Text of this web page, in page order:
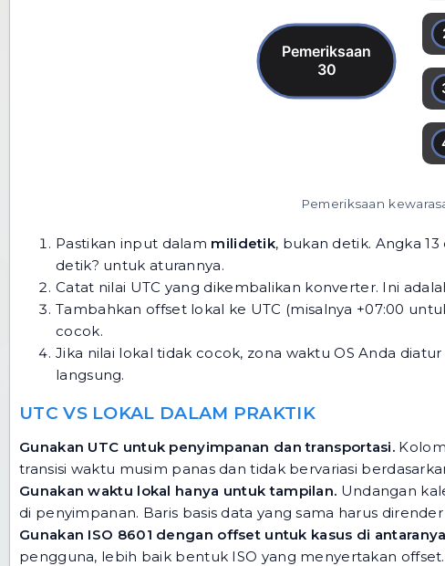
Pemeriksaan
Pastikan input dalam milidetik, bukan detik. Angka
detik? untuk aturannya.
Catat nilai UTC yang dikembalikan konverter. Ini
Tambahkan offset lokal ke UTC (misalnya +07:00
cocok.
Jika nilai lokal tidak cocok, zona waktu OS Anda
langsung.
UTC VS LOKAL DALAM PRAKTIK
Gunakan UTC untuk penyimpanan dan transportasi.
transisi waktu musim panas dan tidak bervariasi
Gunakan waktu lokal hanya untuk tampilan. Undangan
di penyimpanan. Baris basis data yang sama harus
Gunakan ISO 8601 dengan offset untuk kasus di
pengguna, lebih baik bentuk ISO yang menyertakan